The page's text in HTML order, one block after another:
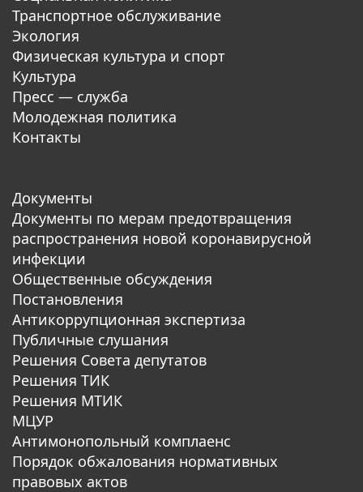
Транспортное обслуживание
Экология
Физическая культура и спорт
Культура
Пресс — служба
Молодежная политика
Контакты
Документы
Документы по мерам предотвращения
распространения новой коронавирусной
инфекции
Общественные обсуждения
Постановления
Антикоррупционная экспертиза
Публичные слушания
Решения Совета депутатов
Решения ТИК
Решения МТИК
МЦУР
Антимонопольный комплаенс
Порядок обжалования нормативных
правовых актов